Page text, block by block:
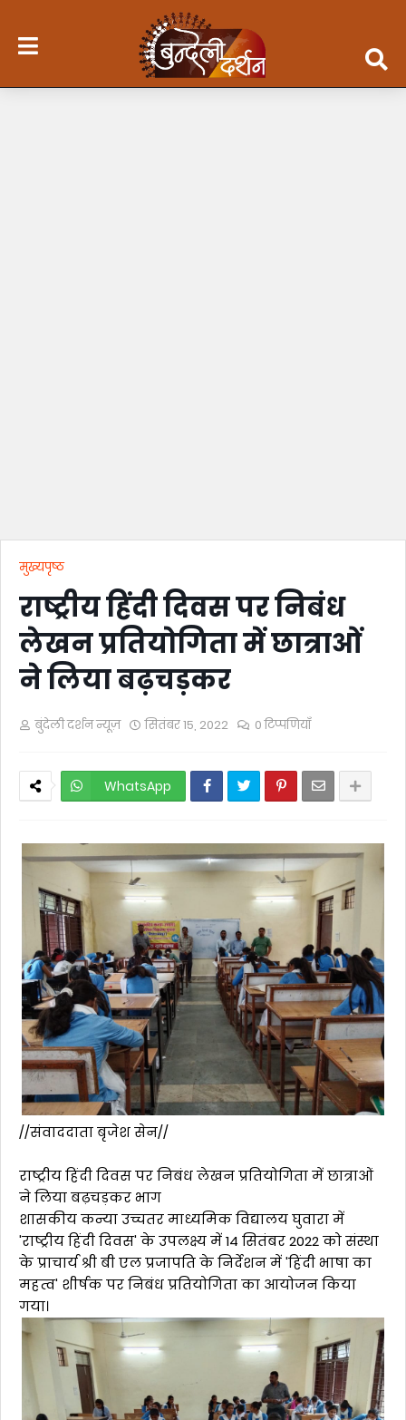
मुख्यपृष्ठ
राष्ट्रीय हिंदी दिवस पर निबंध
लेखन प्रतियोगिता में छात्राओं
ने लिया बढ़चड़कर
बुंदेली दर्शन न्यूज़ सितंबर 15, 2022 0 टिप्पणियाँ
WhatsApp
//संवाददाता बृजेश सेन//
राष्ट्रीय हिंदी दिवस पर निबंध लेखन प्रतियोगिता में छात्राओं
ने लिया बढ़चड़कर भाग
शासकीय कन्या उच्चतर माध्यमिक विद्यालय घुवारा में
'राष्ट्रीय हिंदी दिवस' के उपलक्ष्य में 14 सितंबर 2022 को संस्था
के प्राचार्य श्री बी एल प्रजापति के निर्देशन में 'हिंदी भाषा का
महत्व' शीर्षक पर निबंध प्रतियोगिता का आयोजन किया
गया।